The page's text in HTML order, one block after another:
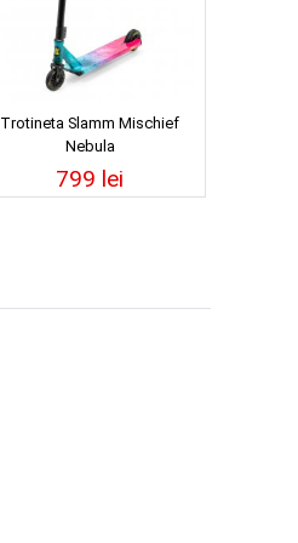
Trotineta Slamm Mischief
Nebula
799 lei